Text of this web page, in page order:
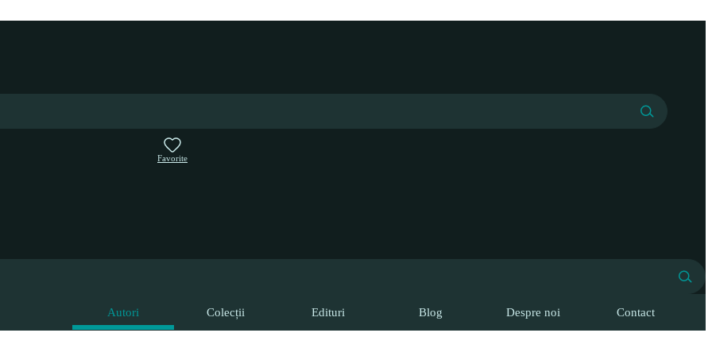
Favorite
Autori Colecții Edituri Blog Despre noi Contact